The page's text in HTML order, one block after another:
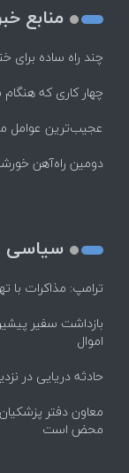
منابع
چند راه‌ ساده
چهار کاری که
عجیب‌ترین عوامل
دومین راه‌آهن
سیاسی
ترامپ: مذاکرات
بازداشت سفیر
اموال
حادثه دریایی در
معاون دفتر
محض است